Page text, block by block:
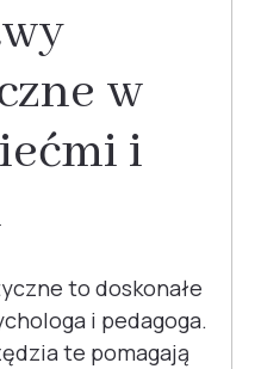
w
i
to doskonałe
i pedagoga.
te pomagają